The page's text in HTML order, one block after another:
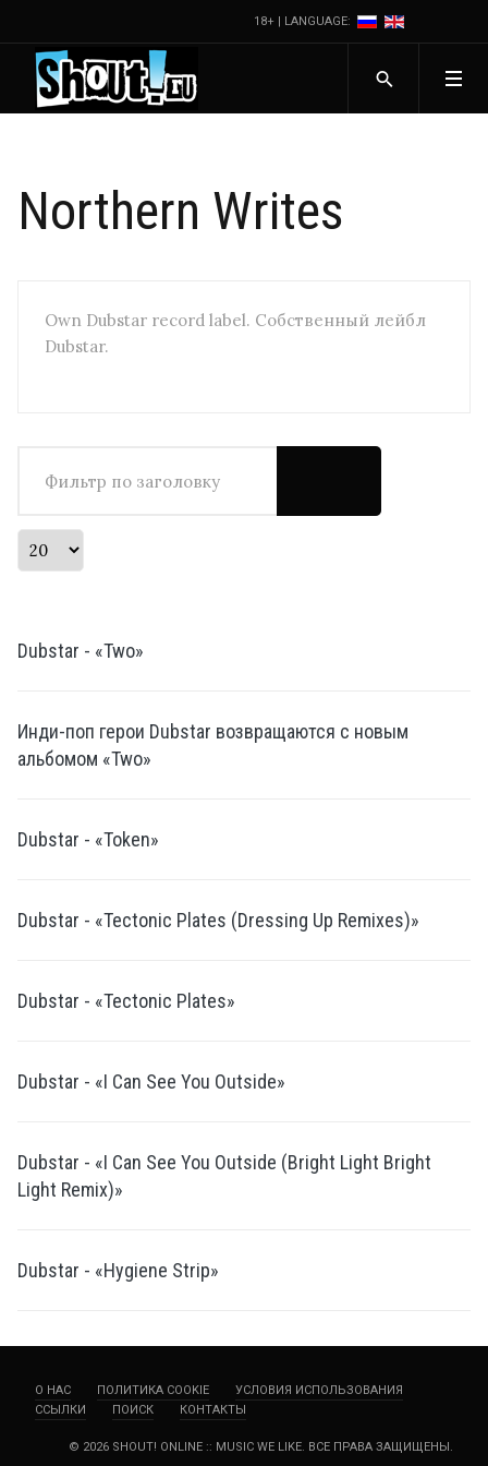
18+ | LANGUAGE:
Northern Writes
Own Dubstar record label. Собственный лейбл
Dubstar.
Кол-во строк:
Dubstar - «Two»
Инди-поп герои Dubstar возвращаются с новым
альбомом «Two»
Dubstar - «Token»
Dubstar - «Tectonic Plates (Dressing Up Remixes)»
Dubstar - «Tectonic Plates»
Dubstar - «I Can See You Outside»
Dubstar - «I Can See You Outside (Bright Light Bright
Light Remix)»
Dubstar - «Hygiene Strip»
О НАС ПОЛИТИКА COOKIE
УСЛОВИЯ ИСПОЛЬЗОВАНИЯ
ССЫЛКИ
ПОИСК КОНТАКТЫ
© 2026 SHOUT! ONLINE :: MUSIC WE LIKE. ВСЕ ПРАВА ЗАЩИЩЕНЫ.